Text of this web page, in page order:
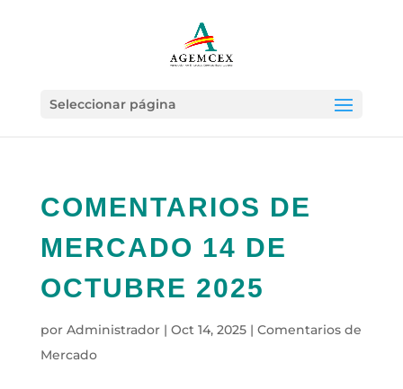
Seleccionar página
COMENTARIOS DE
MERCADO 14 DE
OCTUBRE 2025
por Administrador| Oct 14, 2025| Comentarios de
Mercado